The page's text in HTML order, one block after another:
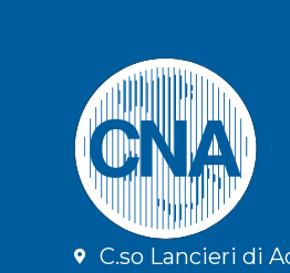
C.so Lancieri di